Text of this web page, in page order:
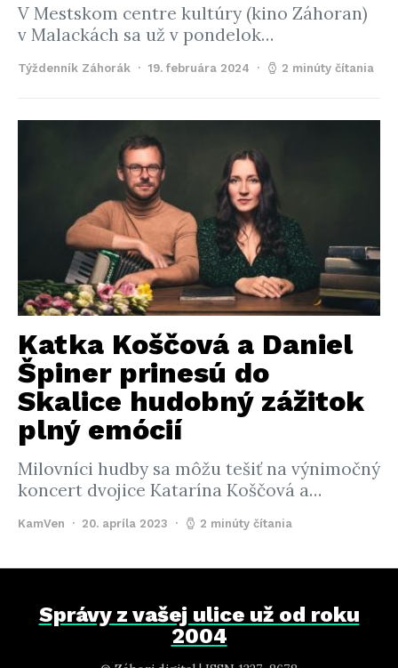
V Mestskom centre kultúry (kino Záhoran)
v Malackách sa už v pondelok…
Týždenník Záhorák 19. februára 2024 2 minúty čítania
Katka Koščová a Daniel
Špiner prinesú do
Skalice hudobný zážitok
plný emócií
Milovníci hudby sa môžu tešiť na výnimočný
koncert dvojice Katarína Koščová a…
KamVen 20. apríla 2023 2 minúty čítania
Správy z vašej ulice už od roku
2004